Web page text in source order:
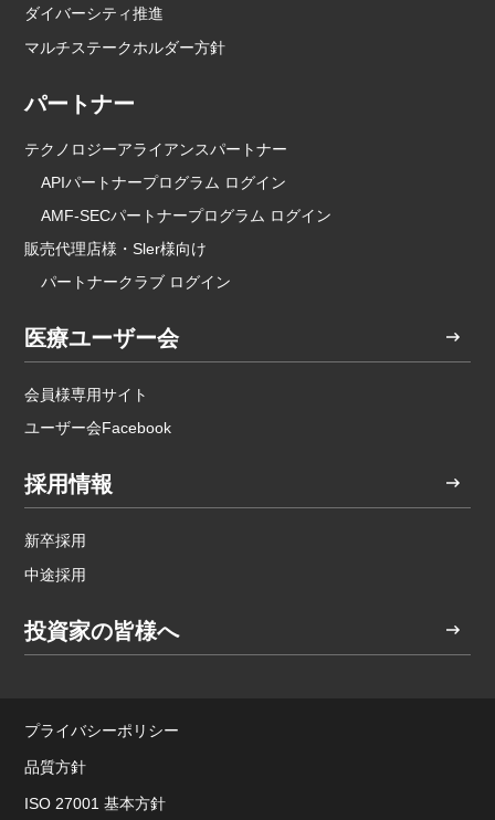
ダイバーシティ推進
マルチステークホルダー方針
パートナー
テクノロジーアライアンスパートナー
APIパートナープログラム ログイン
AMF-SECパートナープログラム ログイン
販売代理店様・Sler様向け
パートナークラブ ログイン
医療ユーザー会
会員様専用サイト
ユーザー会Facebook
採用情報
新卒採用
中途採用
投資家の皆様へ
プライバシーポリシー
品質方針
ISO 27001 基本方針